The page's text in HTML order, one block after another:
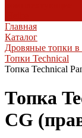
Главная
Каталог
Дровяные топки в
Топки Technical
Топка Technical
Топка
CG